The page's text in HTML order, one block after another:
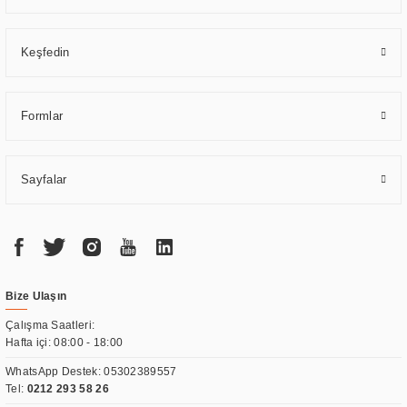
Keşfedin
Formlar
Sayfalar
Bize Ulaşın
Çalışma Saatleri:
Hafta içi: 08:00 - 18:00
WhatsApp Destek:05302389557
Tel: 0212 293 58 26